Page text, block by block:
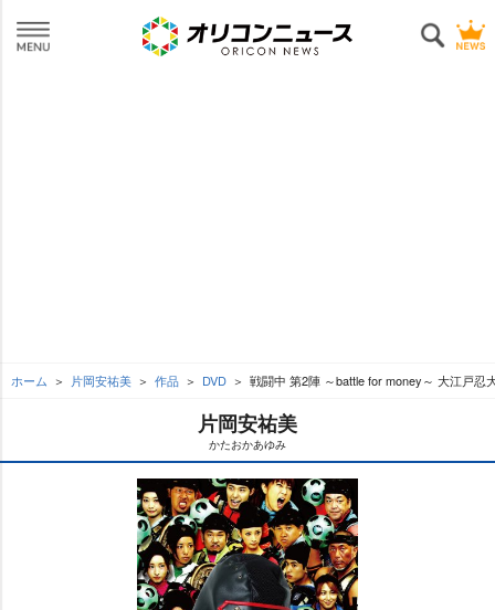
ホーム 片岡安祐美 作品 DVD 戦闘中 第2陣 ～battle for money～ 大江戸忍
片岡安祐美
かたおかあゆみ